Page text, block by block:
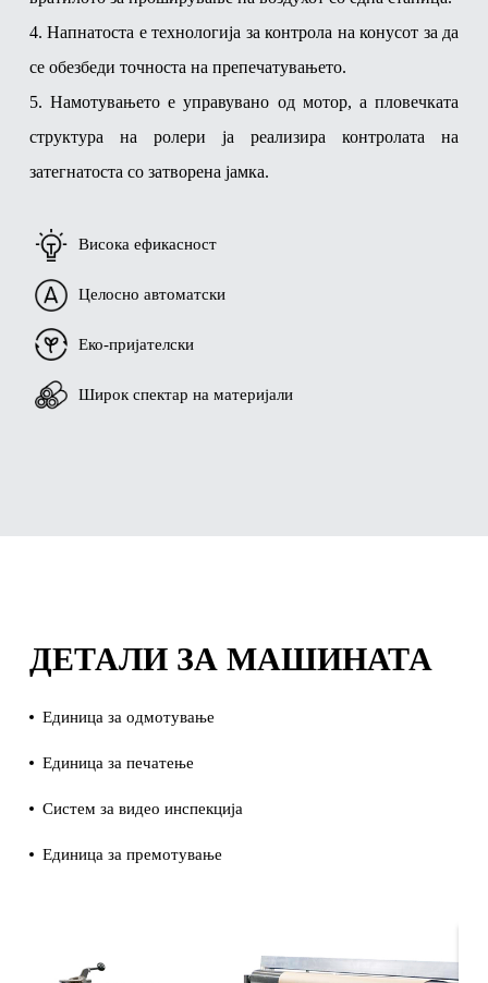
4. Напнатоста е технологија за контрола на конусот за да
се обезбеди точноста на препечатувањето.
5. Намотувањето е управувано од мотор, а пловечката
структура на ролери ја реализира контролата на
затегнатоста со затворена јамка.
Висока ефикасност
Целосно автоматски
Еко-пријателски
Широк спектар на материјали
ДЕТАЛИ ЗА МАШИНАТА
Единица за одмотување
Единица за печатење
Систем за видео инспекција
Единица за премотување